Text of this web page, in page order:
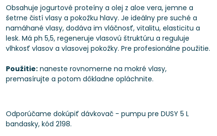
Obsahuje jogurtové proteíny a olej z aloe vera, jemne a
šetrne čistí vlasy a pokožku hlavy. Je ideálny pre suché a
namáhané vlasy, dodáva im vláčnosť, vitalitu, elasticitu a
lesk. Má ph 5,5, regeneruje vlasovú štruktúru a reguluje
vlhkosť vlasov a vlasovej pokožky. Pre profesionálne použitie.
Použitie: naneste rovnomerne na mokré vlasy,
premasírujte a potom dôkladne opláchnite.
Odporúčame dokúpiť dávkovač - pumpu pre DUSY 5 L
bandasky, kód 2198.